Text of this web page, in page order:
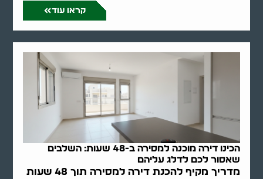
קראו עוד
הכינו דירה מוכנה למסירה ב-48 שעות: השלבים
שאסור לכם לדלג עליהם
מדריך מקיף להכנת דירה למסירה תוך 48 שעות